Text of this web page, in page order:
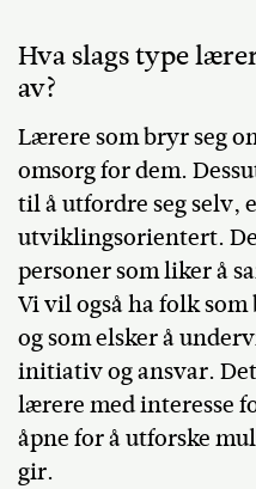
Hva slags type
av?
Lærere som bryr seg
omsorg for dem.
til å utfordre seg selv,
utviklingsorientert.
personer som liker å
Vi vil også ha folk
og som elsker å
initiativ og ansvar.
lærere med interesse
åpne for å utforske
gir.